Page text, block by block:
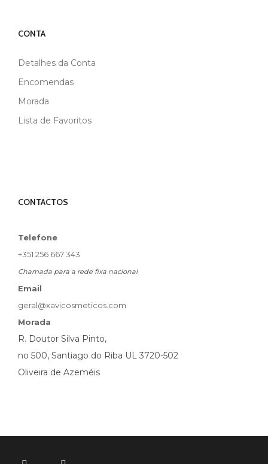
CONTA
Detalhes da Conta
Encomendas
Morada
Lista de Favoritos
CONTACTOS
Telefone
+351 256 667 343
Chamada para a rede fixa nacional
Email
geral@xavicosmeticos.com
Morada
R. Doutor Silva Pinto,
no 500, Santiago do Riba UL 3720-502
Oliveira de Azeméis